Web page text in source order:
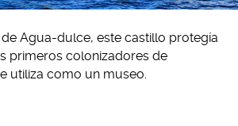
Agua-dulce, este castillo protegía
primeros colonizadores de
utiliza como un museo.